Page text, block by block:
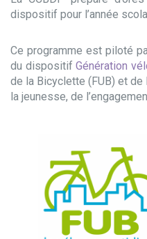
dispositif pour l’année
Ce programme est piloté
du dispositifGénération
de la Bicyclette (FUB) et de
la jeunesse, de